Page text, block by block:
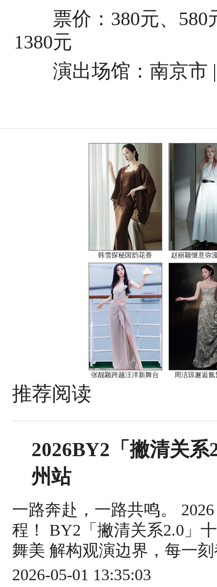
票价：380元、580
1380元
演出场馆：南京市
韩雪探秘国韵花香 赵丽颖惬意弥
张靓颖跨越汪洋新舞台 周洁琼邂逅氤
推荐阅读
2026BY2「撇清关系
州站
一路奔赴，一路共鸣。
程！ BY2「撇清关系2.0」
舞美 解构观演边界，每一
2026-05-01 13:35:03